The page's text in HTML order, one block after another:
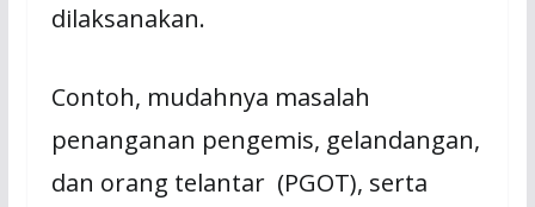
dilaksanakan.
Contoh, mudahnya masalah
penanganan pengemis, gelandangan,
dan orang telantar (PGOT), serta